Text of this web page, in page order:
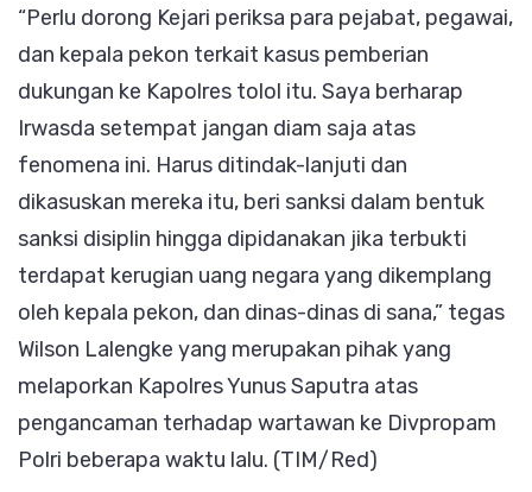
“Perlu dorong Kejari periksa para pejabat, pegawai,
dan kepala pekon terkait kasus pemberian
dukungan ke Kapolres tolol itu. Saya berharap
Irwasda setempat jangan diam saja atas
fenomena ini. Harus ditindak-lanjuti dan
dikasuskan mereka itu, beri sanksi dalam bentuk
sanksi disiplin hingga dipidanakan jika terbukti
terdapat kerugian uang negara yang dikemplang
oleh kepala pekon, dan dinas-dinas di sana,” tegas
Wilson Lalengke yang merupakan pihak yang
melaporkan Kapolres Yunus Saputra atas
pengancaman terhadap wartawan ke Divpropam
Polri beberapa waktu lalu. (TIM/Red)